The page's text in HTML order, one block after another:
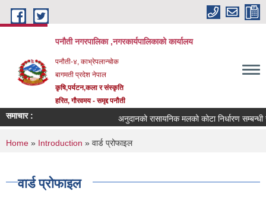
Skip to main content
पनौती नगरपालिका ,नगरकार्यपालिकाको कार्यालय
पनौती-४, काभ्रेपलान्चोक
बागमती प्रदेश नेपाल
कृषि,पर्यटन,कला र संस्कृति
हरित, गौरवमय - समृद्द पनौती
समाचार : अनुदानको रासायनिक मलको कोटा निर्धारण सम्बन्धी
You are here
Home » Introduction » वार्ड प्रोफाइल
वार्ड प्रोफाइल